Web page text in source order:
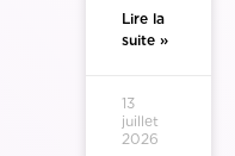
Lire la
suite »
13
juillet
2026